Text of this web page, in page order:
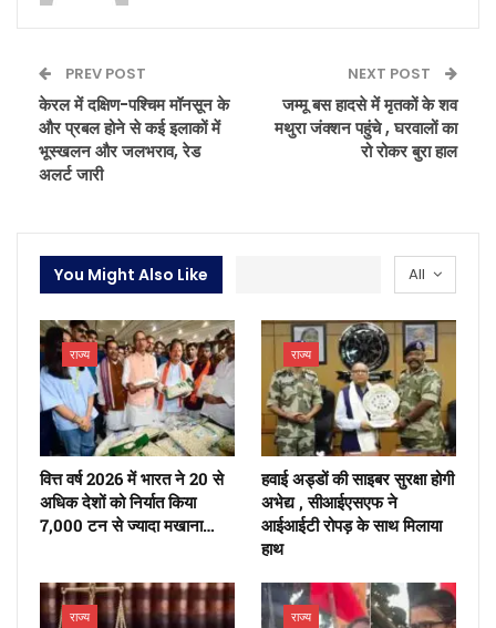
PREV POST
केरल में दक्षिण-पश्चिम मॉनसून के
और प्रबल होने से कई इलाकों में
भूस्खलन और जलभराव, रेड
अलर्ट जारी
NEXT POST
जम्मू बस हादसे में मृतकों के शव
मथुरा जंक्शन पहुंचे , घरवालों का
रो रोकर बुरा हाल
All
You Might Also Like
राज्य
वित्त वर्ष 2026 में भारत ने 20 से
अधिक देशों को निर्यात किया
7,000 टन से ज्यादा मखाना…
राज्य
हवाई अड्डों की साइबर सुरक्षा होगी
अभेद्य , सीआईएसएफ ने
आईआईटी रोपड़ के साथ मिलाया
हाथ
राज्य राज्य